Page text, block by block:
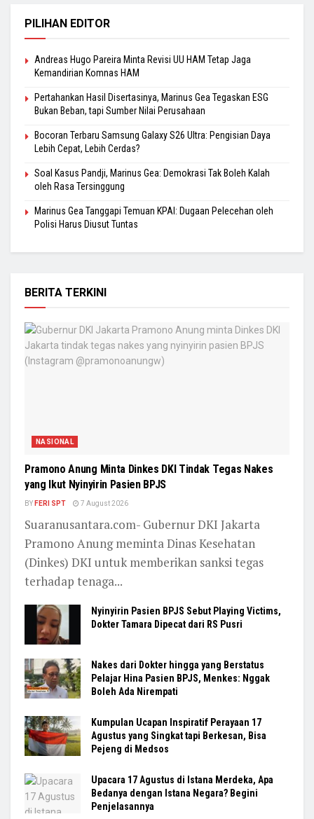
PILIHAN EDITOR
Andreas Hugo Pareira Minta Revisi UU HAM Tetap Jaga
Kemandirian Komnas HAM
Pertahankan Hasil Disertasinya, Marinus Gea Tegaskan ESG
Bukan Beban, tapi Sumber Nilai Perusahaan
Bocoran Terbaru Samsung Galaxy S26 Ultra: Pengisian Daya
Lebih Cepat, Lebih Cerdas?
Soal Kasus Pandji, Marinus Gea: Demokrasi Tak Boleh Kalah
oleh Rasa Tersinggung
Marinus Gea Tanggapi Temuan KPAI: Dugaan Pelecehan oleh
Polisi Harus Diusut Tuntas
BERITA TERKINI
NASIONAL
Pramono Anung Minta Dinkes DKI Tindak Tegas Nakes
yang Ikut Nyinyirin Pasien BPJS
BY FERI SPT 7 August 2026
Suaranusantara.com- Gubernur DKI Jakarta
Pramono Anung meminta Dinas Kesehatan
(Dinkes) DKI untuk memberikan sanksi tegas
terhadap tenaga...
Nyinyirin Pasien BPJS Sebut Playing Victims,
Dokter Tamara Dipecat dari RS Pusri
Nakes dari Dokter hingga yang Berstatus
Pelajar Hina Pasien BPJS, Menkes: Nggak
Boleh Ada Nirempati
Kumpulan Ucapan Inspiratif Perayaan 17
Agustus yang Singkat tapi Berkesan, Bisa
Pejeng di Medsos
Upacara 17 Agustus di Istana Merdeka, Apa
Bedanya dengan Istana Negara? Begini
Penjelasannya